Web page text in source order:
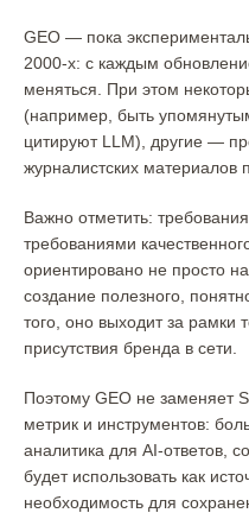
GEO — пока
2000-х: с каждым
меняться. При этом
(например, быть
цитируют LLM), другие —
журналистских материалов
Важно отметить:
требованиями
ориентировано не просто
создание полезного,
того, оно выходит за рамки
присутствия бренда в сети.
Поэтому GEO не заменяет
метрик и инструментов:
аналитика для AI-ответов,
будет использовать как
необходимость для